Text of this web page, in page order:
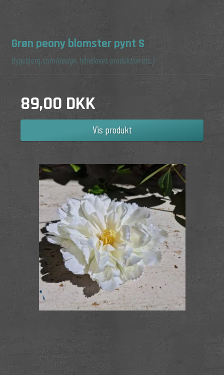
Grøn peony blomster pynt S
Bygebjerg.com(design, håndlavet, produktion etc.)
89,00 DKK
Vis produkt